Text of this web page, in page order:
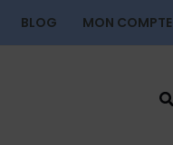
BLOG MON COMPTE